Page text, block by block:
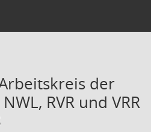
der
RVR und VRR